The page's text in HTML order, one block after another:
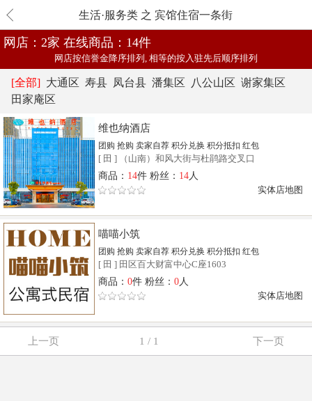
生活·服务类 之 宾馆住宿一条街
网店：2家 在线商品：14件
网店按信誉金降序排列, 相等的按入驻先后顺序排列
[全部] 大通区 寿县 凤台县 潘集区 八公山区 谢家集区
田家庵区
维也纳酒店
团购 抢购 卖家自荐 积分兑换 积分抵扣 红包
[ 田 ]
（山南）和风大街与杜鹃路交叉口
商品： 14件 粉丝： 14人
实体店地图
喵喵小筑
团购 抢购 卖家自荐 积分兑换 积分抵扣 红包
[ 田 ] 田区百大财富中心C座1603
商品：0件 粉丝：0人
实体店地图
1 / 1
上一页 下一页